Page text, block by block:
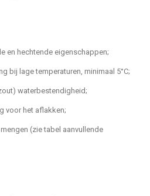
en hechtende eigenschappen;
bij lage temperaturen, minimaal 5°C;
waterbestendigheid;
voor het aflakken;
(zie tabel aanvullende